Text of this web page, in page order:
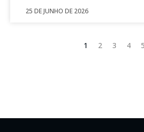
25 DE JUNHO DE 2026
1 2 3 4 5